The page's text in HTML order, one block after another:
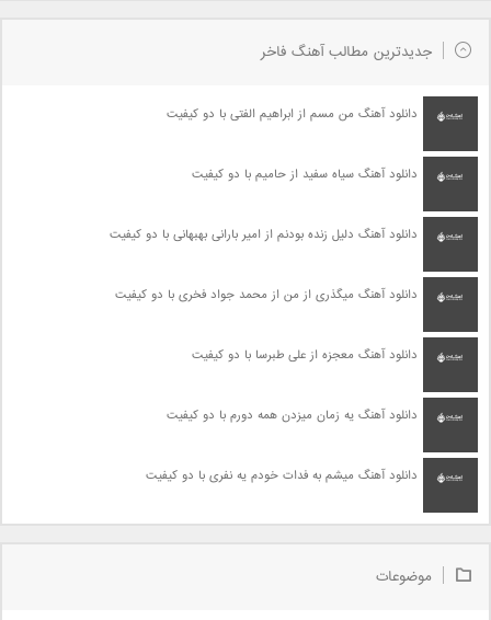
جدیدترین مطالب آهنگ فاخر
دانلود آهنگ من مسم از ابراهیم الفتی با دو کیفیت
دانلود آهنگ سیاه سفید از حامیم با دو کیفیت
دانلود آهنگ دلیل زنده بودنم از امیر بارانی بهبهانی با دو کیفیت
دانلود آهنگ میگذری از من از محمد جواد فخری با دو کیفیت
دانلود آهنگ معجزه از علی طبرسا با دو کیفیت
دانلود آهنگ یه زمان میزدن همه دورم با دو کیفیت
دانلود آهنگ میشم به فدات خودم یه نفری با دو کیفیت
موضوعات